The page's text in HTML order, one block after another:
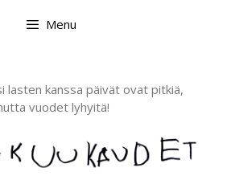
Menu
lasten kanssa päivät ovat pitkiä,
vuodet lyhyitä!